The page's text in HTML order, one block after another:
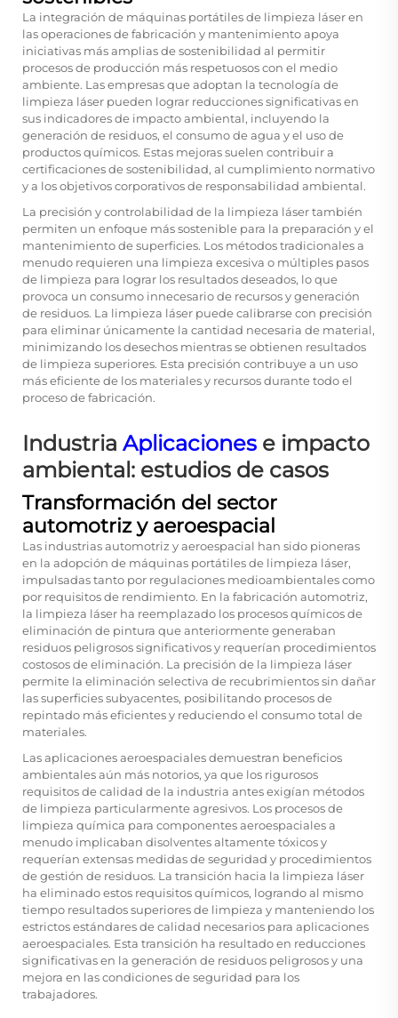
La integración de máquinas portátiles de limpieza láser en
las operaciones de fabricación y mantenimiento apoya
iniciativas más amplias de sostenibilidad al permitir
procesos de producción más respetuosos con el medio
ambiente. Las empresas que adoptan la tecnología de
limpieza láser pueden lograr reducciones significativas en
sus indicadores de impacto ambiental, incluyendo la
generación de residuos, el consumo de agua y el uso de
productos químicos. Estas mejoras suelen contribuir a
certificaciones de sostenibilidad, al cumplimiento normativo
y a los objetivos corporativos de responsabilidad ambiental.
La precisión y controlabilidad de la limpieza láser también
permiten un enfoque más sostenible para la preparación y el
mantenimiento de superficies. Los métodos tradicionales a
menudo requieren una limpieza excesiva o múltiples pasos
de limpieza para lograr los resultados deseados, lo que
provoca un consumo innecesario de recursos y generación
de residuos. La limpieza láser puede calibrarse con precisión
para eliminar únicamente la cantidad necesaria de material,
minimizando los desechos mientras se obtienen resultados
de limpieza superiores. Esta precisión contribuye a un uso
más eficiente de los materiales y recursos durante todo el
proceso de fabricación.
Industria Aplicaciones e impacto
ambiental: estudios de casos
Transformación del sector
automotriz y aeroespacial
Las industrias automotriz y aeroespacial han sido pioneras
en la adopción de máquinas portátiles de limpieza láser,
impulsadas tanto por regulaciones medioambientales como
por requisitos de rendimiento. En la fabricación automotriz,
la limpieza láser ha reemplazado los procesos químicos de
eliminación de pintura que anteriormente generaban
residuos peligrosos significativos y requerían procedimientos
costosos de eliminación. La precisión de la limpieza láser
permite la eliminación selectiva de recubrimientos sin dañar
las superficies subyacentes, posibilitando procesos de
repintado más eficientes y reduciendo el consumo total de
materiales.
Las aplicaciones aeroespaciales demuestran beneficios
ambientales aún más notorios, ya que los rigurosos
requisitos de calidad de la industria antes exigían métodos
de limpieza particularmente agresivos. Los procesos de
limpieza química para componentes aeroespaciales a
menudo implicaban disolventes altamente tóxicos y
requerían extensas medidas de seguridad y procedimientos
de gestión de residuos. La transición hacia la limpieza láser
ha eliminado estos requisitos químicos, logrando al mismo
tiempo resultados superiores de limpieza y manteniendo los
estrictos estándares de calidad necesarios para aplicaciones
aeroespaciales. Esta transición ha resultado en reducciones
significativas en la generación de residuos peligrosos y una
mejora en las condiciones de seguridad para los
trabajadores.